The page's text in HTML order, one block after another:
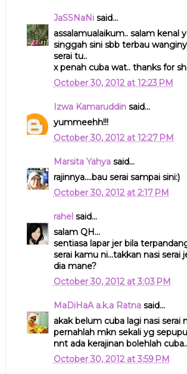
JaSSNaNisaid...
assalamualaikum.. salam kenal
singgah sini sbb terbau
serai tu..
x penah cuba wat.. thanks for
October 30, 2012 at 12:23 PM
Izwa Kamaruddinsaid...
yummeehh!!!
October 30, 2012 at 12:27 PM
Marsita Yahyasaid...
rajinnya....bau serai sampai sini:)
October 30, 2012 at 2:17 PM
rahelsaid...
salam QH...
sentiasa lapar jer bila
serai kamu ni...takkan nasi serai
dia mane?
October 30, 2012 at 3:03 PM
MaDiHaA a.k.a Ratnasaid...
akak belum cuba lagi nasi serai
pernahlah mkn sekali yg
nnt ada kerajinan bolehlah cuba..
October 30, 2012 at 3:59 PM